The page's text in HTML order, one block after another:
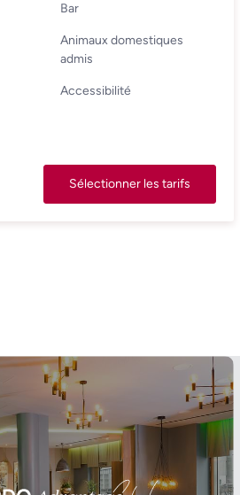
Bar
Animaux domestiques
admis
Accessibilité
Sélectionner les tarifs